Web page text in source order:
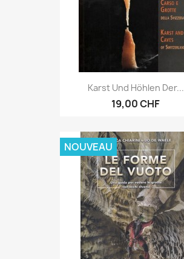
Karst Und Höhlen Der...
19,00 CHF
NOUVEAU